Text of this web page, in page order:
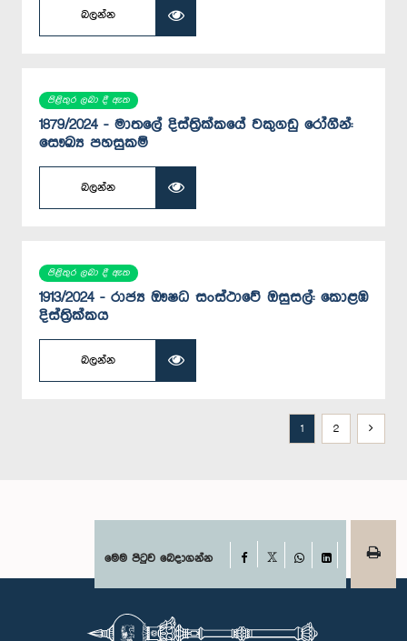
බලන්න
පිළිතුර ලබා දී ඇත
1879/2024 - මාතලේ දිස්ත්‍රික්කයේ වකුගඩු රෝගීන්:
සෞඛ්‍ය පහසුකම්
බලන්න
පිළිතුර ලබා දී ඇත
1913/2024 - රාජ්‍ය ඖෂධ සංස්ථාවේ ඔසුසල්: කොළඹ
දිස්ත්‍රික්කය
බලන්න
1 2
මෙම පිටුව බෙදාගන්න Facebook
WhatsAppLinkedIn